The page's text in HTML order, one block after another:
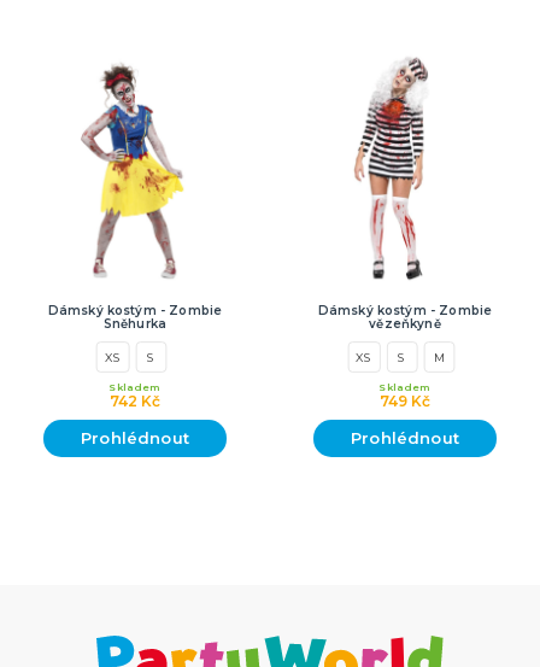
Dámský kostým - Zombie
Sněhurka
XS S
742 Kč
Skladem
Prohlédnout
Dámský kostým - Zombie
vězeňkyně
XS S M
749 Kč
Skladem
Prohlédnout